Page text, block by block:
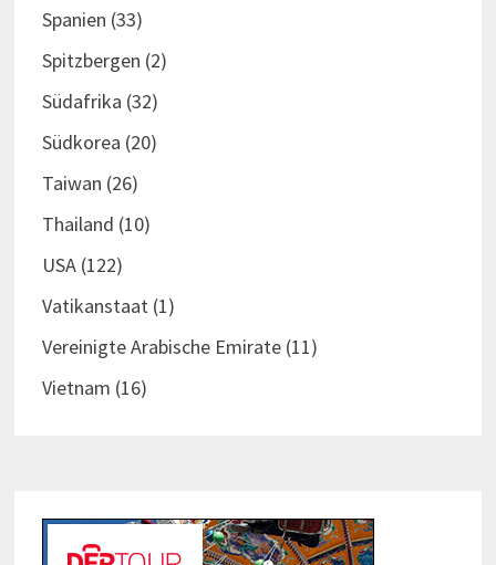
Spanien (33)
Spitzbergen (2)
Südafrika (32)
Südkorea (20)
Taiwan (26)
Thailand (10)
USA(122)
Vatikanstaat (1)
Vereinigte Arabische Emirate(11)
Vietnam (16)